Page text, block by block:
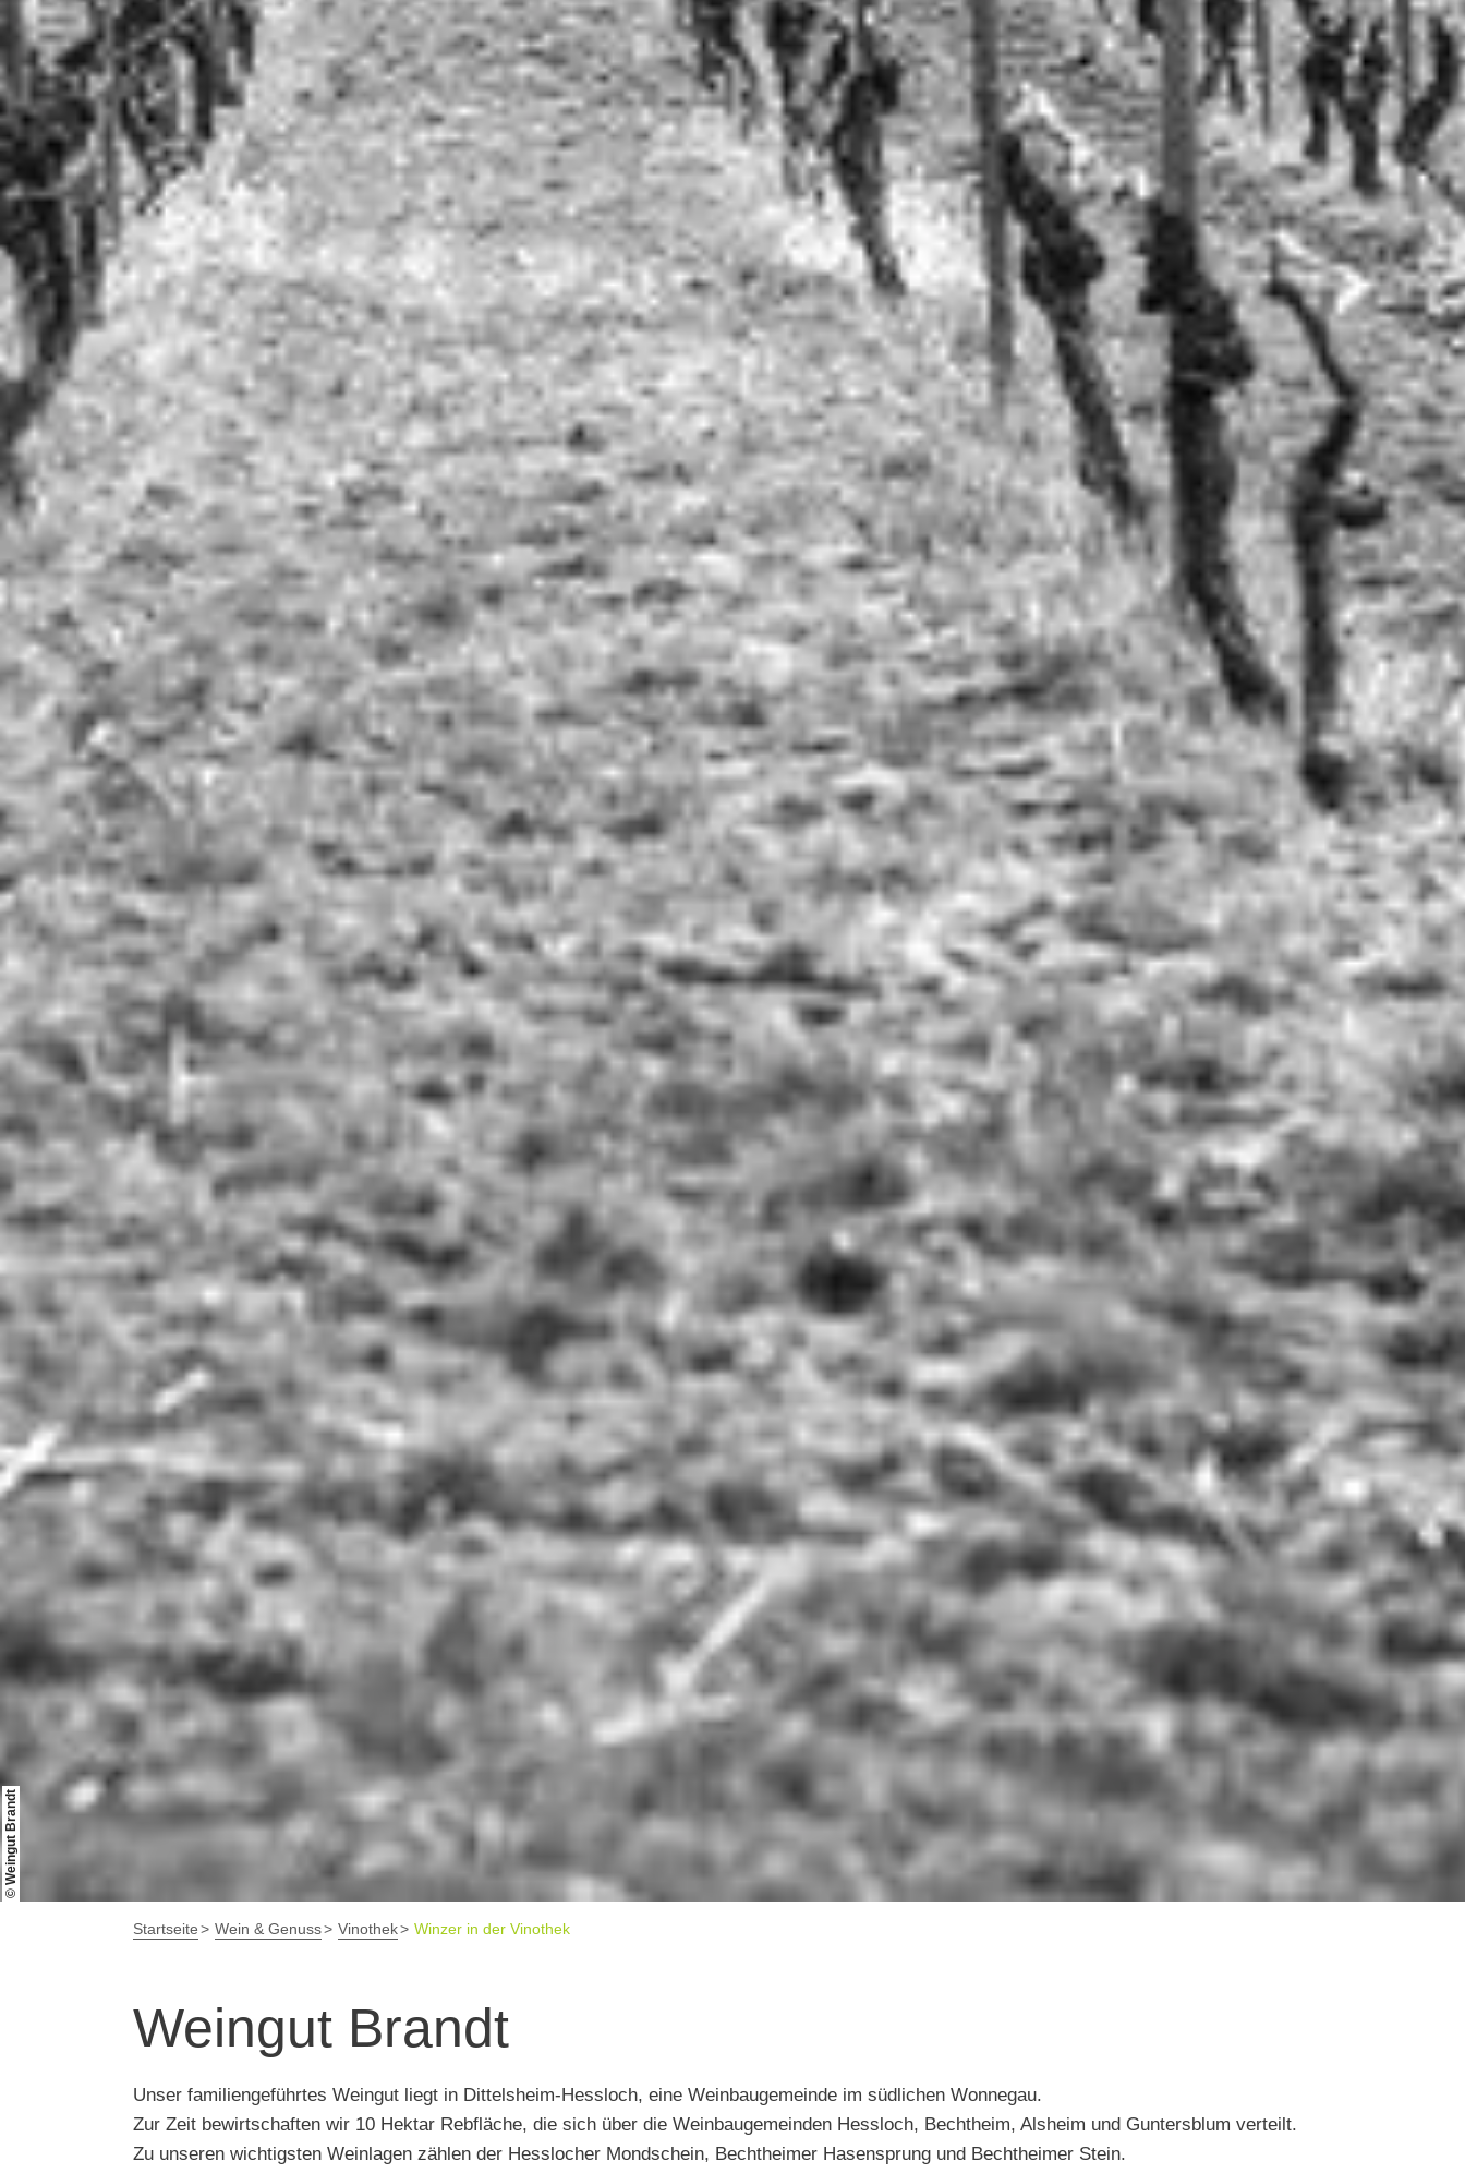
© Weingut Brandt
Startseite Wein & Genuss Vinothek Winzer in der Vinothek
Weingut Brandt
Unser familiengeführtes Weingut liegt in Dittelsheim-Hessloch, eine Weinbaugemeinde im südlichen Wonnegau.
Zur Zeit bewirtschaften wir 10 Hektar Rebfläche, die sich über die Weinbaugemeinden Hessloch, Bechtheim, Alsheim und Guntersblum verteilt.
Zu unseren wichtigsten Weinlagen zählen der Hesslocher Mondschein, Bechtheimer Hasensprung und Bechtheimer Stein.